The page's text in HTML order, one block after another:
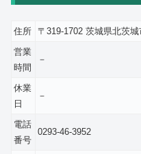
住所 〒319-1702 茨城県北茨
営業
時間
－
休業
日
－
電話
番号
0293-46-3952